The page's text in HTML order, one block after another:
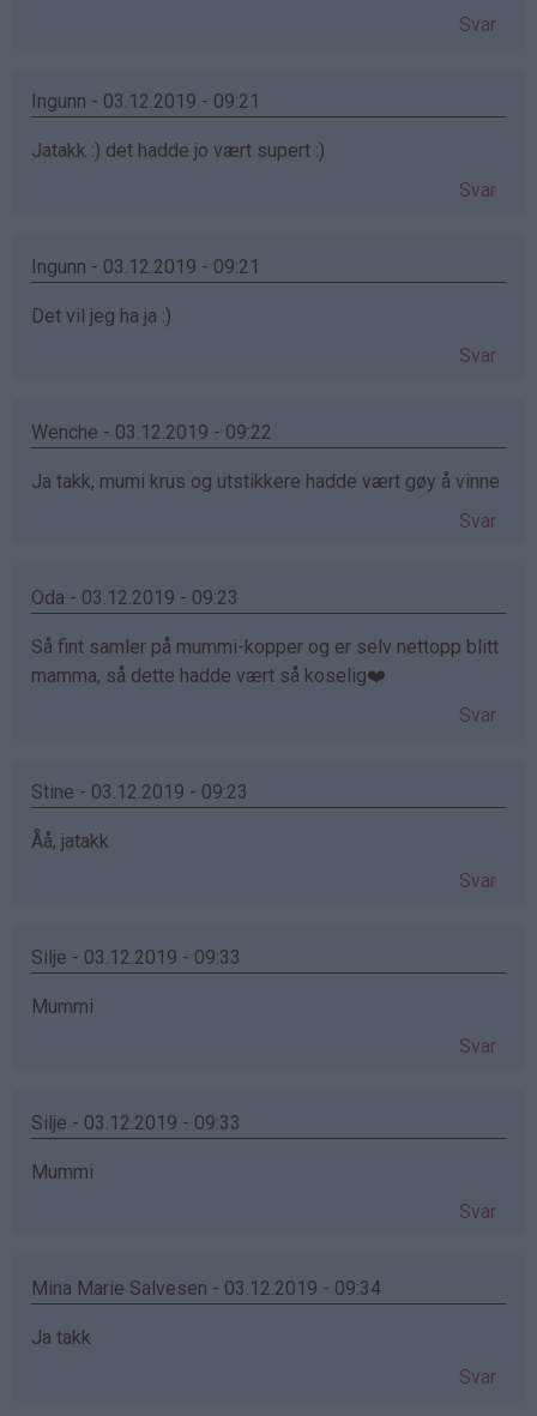
Svar
Ingunn - 03.12.2019 - 09:21
Jatakk :) det hadde jo vært supert :)
Svar
Ingunn - 03.12.2019 - 09:21
Det vil jeg ha ja :)
Svar
Wenche - 03.12.2019 - 09:22
Ja takk, mumi krus og utstikkere hadde vært gøy å vinne
Svar
Oda - 03.12.2019 - 09:23
Så fint samler på mummi-kopper og er selv nettopp blitt
mamma, så dette hadde vært så koselig❤️
Svar
Stine - 03.12.2019 - 09:23
Åå, jatakk
Svar
Silje - 03.12.2019 - 09:33
Mummi
Svar
Silje - 03.12.2019 - 09:33
Mummi
Svar
Mina Marie Salvesen - 03.12.2019 - 09:34
Ja takk
Svar